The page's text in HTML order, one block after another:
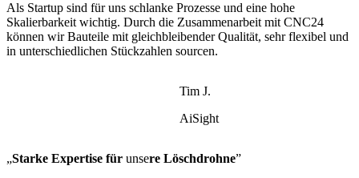
Als Startup sind für uns schlanke Prozesse und eine hohe
Skalierbarkeit wichtig. Durch die Zusammenarbeit mit CNC24
können wir Bauteile mit gleichbleibender Qualität, sehr flexibel und
in unterschiedlichen Stückzahlen sourcen.
Tim J.
AiSight
„Starke Expertise für unsere Löschdrohne”